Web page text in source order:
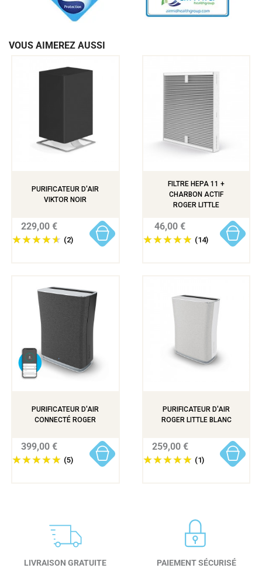
VOUS AIMEREZ AUSSI
PURIFICATEUR D'AIR
VIKTOR NOIR
(2)
229,00 €
FILTRE HEPA 11 +
CHARBON ACTIF
ROGER LITTLE
(14)
46,00 €
PURIFICATEUR D'AIR
CONNECTÉ ROGER
(5)
399,00 €
PURIFICATEUR D'AIR
ROGER LITTLE BLANC
(1)
259,00 €
LIVRAISON GRATUITE
PAIEMENT SÉCURISÉ